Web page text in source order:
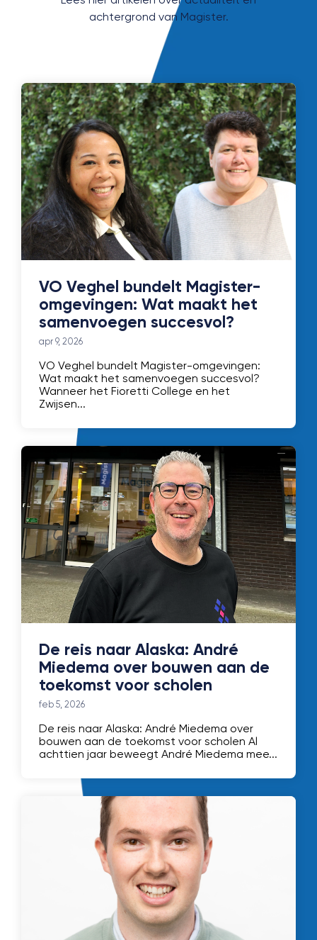
achtergrond van Magister.
VO Veghel bundelt Magister-
omgevingen: Wat maakt het
samenvoegen succesvol?
apr 9, 2026
VO Veghel bundelt Magister-omgevingen:
Wat maakt het samenvoegen succesvol?
Wanneer het Fioretti College en het
Zwijsen...
De reis naar Alaska: André
Miedema over bouwen aan de
toekomst voor scholen
feb 5, 2026
De reis naar Alaska: André Miedema over
bouwen aan de toekomst voor scholen Al
achttien jaar beweegt André Miedema mee...